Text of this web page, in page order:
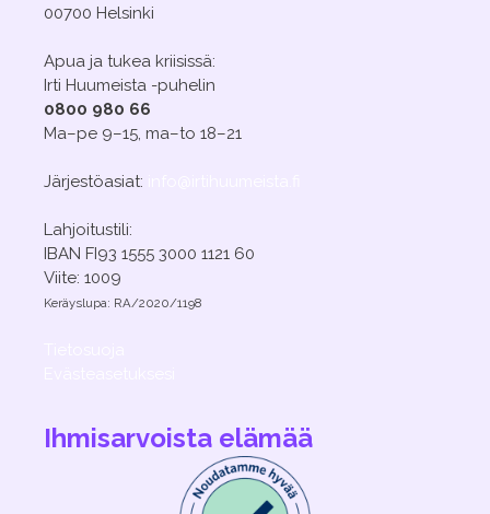
00700 Helsinki
Apua ja tukea kriisissä:
Irti Huumeista -puhelin
0800 980 66
Ma–pe 9–15, ma–to 18–21
Järjestöasiat:
Lahjoitustili:
IBAN FI93 1555 3000 1121 60
Viite: 1009
Keräyslupa: RA/2020/1198
Ihmisarvoista elämää